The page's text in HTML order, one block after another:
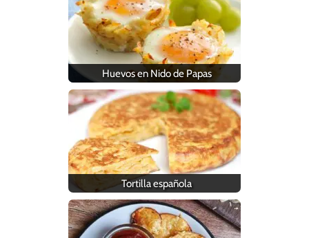
Huevos en Nido de Papas
Tortilla española